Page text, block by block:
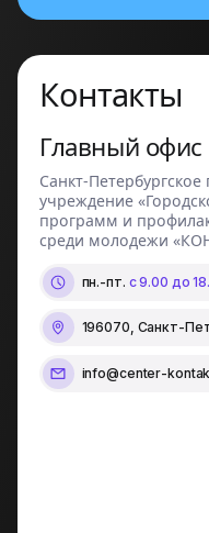
Контакты
Главный офис
Санкт-
учреждение
программ и
среди молодежи
пн.-пт. с 9.00 до
196070, Санкт-
info@center-